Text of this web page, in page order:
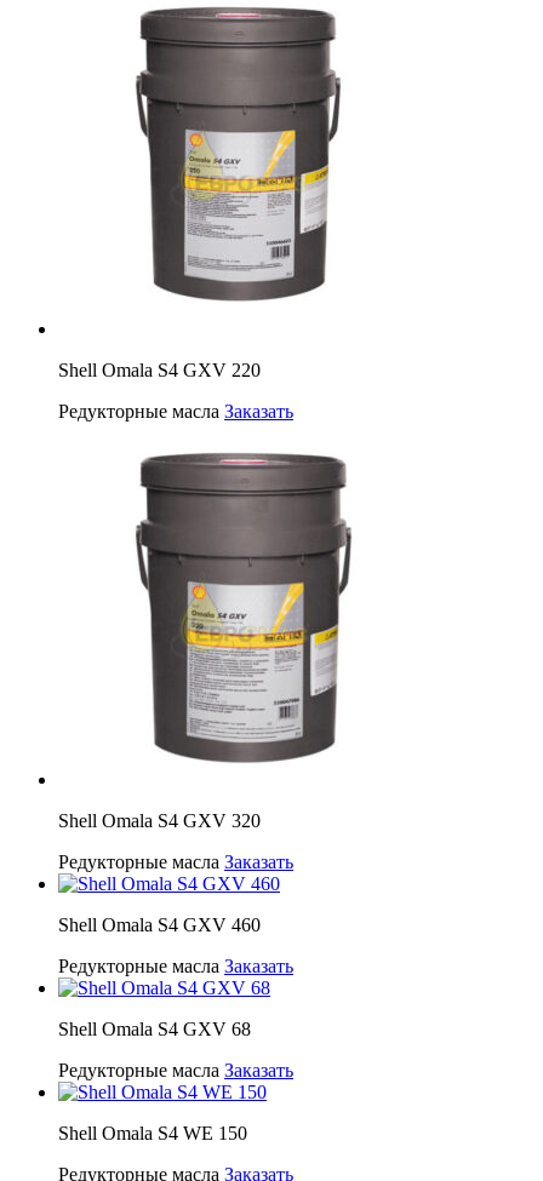
Shell Omala S4 GXV 220
Редукторные масла Заказать
Shell Omala S4 GXV 320
Редукторные масла Заказать
Shell Omala S4 GXV 460
Редукторные масла Заказать
Shell Omala S4 GXV 68
Редукторные масла Заказать
Shell Omala S4 WE 150
Редукторные масла Заказать